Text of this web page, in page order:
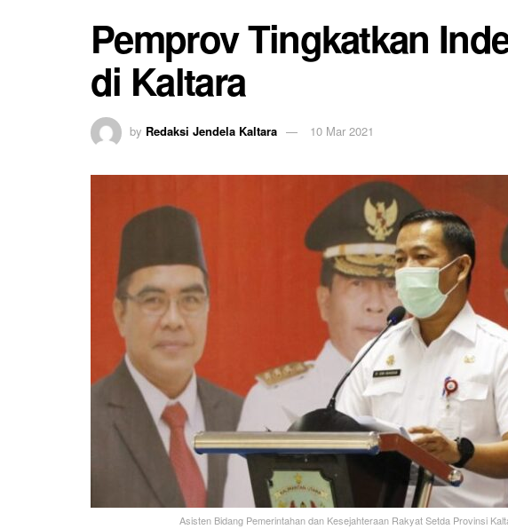
Pemprov Tingkatkan
di Kaltara
by Redaksi Jendela Kaltara 10 Mar 2021
Asisten Bidang Pemerintahan dan Kesejahteraan Rakyat Setda Provinsi